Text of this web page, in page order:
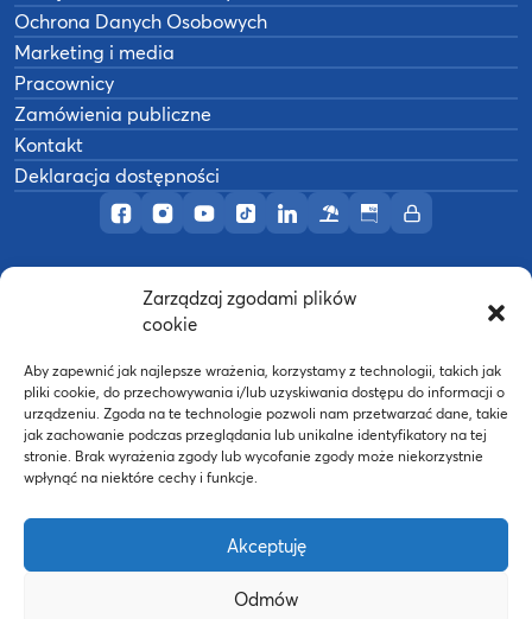
Zarządzaj zgodami plików
cookie
Aby zapewnić jak najlepsze wrażenia, korzystamy z technologii, takich jak
pliki cookie, do przechowywania i/lub uzyskiwania dostępu do informacji o
urządzeniu. Zgoda na te technologie pozwoli nam przetwarzać dane, takie
jak zachowanie podczas przeglądania lub unikalne identyfikatory na tej
stronie. Brak wyrażenia zgody lub wycofanie zgody może niekorzystnie
wpłynąć na niektóre cechy i funkcje.
Akceptuję
Odmów
Profil AWF Poznań w serwisie Facebook
Profil AWF Poznań w serwisie Instagram
Profil AWF Poznań w serwisie YouTube
Profil AWF Poznań w serwisie
Profil AWF Poznań w
OśrodekBiuletynIntranet
Ochrona Danych Osobowych
Marketing i media
Pracownicy
Zamówienia publiczne
Kontakt
Deklaracja dostępności
Akademia Wychowania Fizycznego w
Wykonanie:nFinity.pl